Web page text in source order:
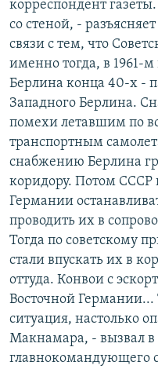
корреспондент
со стеной, -
связи с тем, что
именно тогда, в 1961-м
Берлина конца 40-х -
Западного Берлина.
помехи летавшим по
транспортным
снабжению Берлина
коридору. Потом СССР
Германии
проводить их в
Тогда по советскому
стали впускать их в
оттуда. Конвои с
Восточной Германии...
ситуация, настолько
Макнамара, - вызвал в
главнокомандующего